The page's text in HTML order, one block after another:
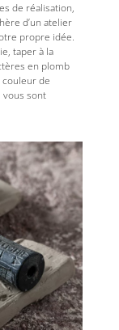
de réalisation,
d’un atelier
propre idée.
taper à la
en plomb
de
vous sont